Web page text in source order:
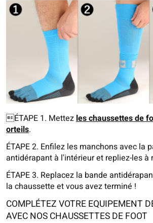
ÉTAPE 1. Mettez les chaussettes de
orteils.
ÉTAPE 2. Enfilez les manchons avec la
antidérapant à l'intérieur et repliez-les à
ÉTAPE 3. Replacez la bande
la chaussette et vous avez terminé !
COMPLÉTEZ VOTRE EQUIPEMENT
AVEC NOS CHAUSSETTES DE FOOT